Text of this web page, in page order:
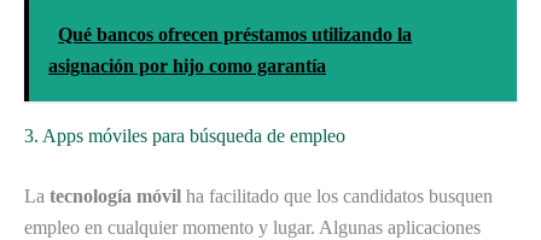
Qué bancos ofrecen préstamos utilizando la
asignación por hijo como garantía
3. Apps móviles para búsqueda de empleo
La tecnología móvil ha facilitado que los candidatos busquen
empleo en cualquier momento y lugar. Algunas aplicaciones